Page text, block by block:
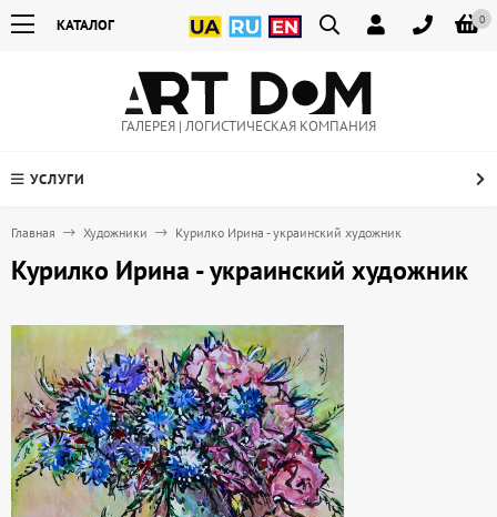
0
КАТАЛОГ
ГАЛЕРЕЯ | ЛОГИСТИЧЕСКАЯ КОМПАНИЯ
УСЛУГИ
Главная Художники Курилко Ирина - украинский художник
Курилко Ирина - украинский художник